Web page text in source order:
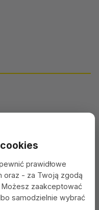
prawidłowe
oraz - za Twoją zgodą
zaakceptować
samodzielnie wybrać